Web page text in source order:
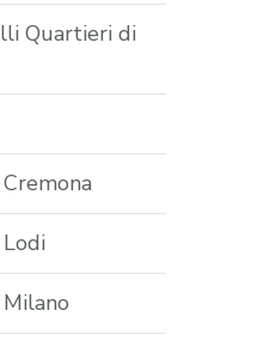
Quartieri di